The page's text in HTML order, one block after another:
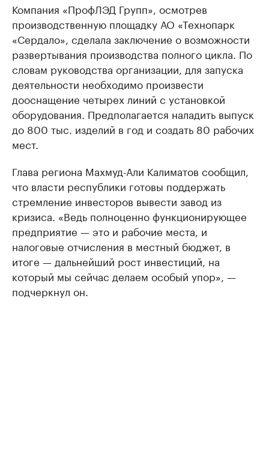
Компания «ПрофЛЭД Групп», осмотрев
производственную площадку АО «Технопарк
«Сердало», сделала заключение о возможности
развертывания производства полного цикла. По
словам руководства организации, для запуска
деятельности необходимо произвести
дооснащение четырех линий с установкой
оборудования. Предполагается наладить выпуск
до 800 тыс. изделий в год и создать 80 рабочих
мест.
Глава региона Махмуд-Али Калиматов сообщил,
что власти республики готовы поддержать
стремление инвесторов вывести завод из
кризиса. «Ведь полноценно функционирующее
предприятие — это и рабочие места, и
налоговые отчисления в местный бюджет, в
итоге — дальнейший рост инвестиций, на
который мы сейчас делаем особый упор», —
подчеркнул он.